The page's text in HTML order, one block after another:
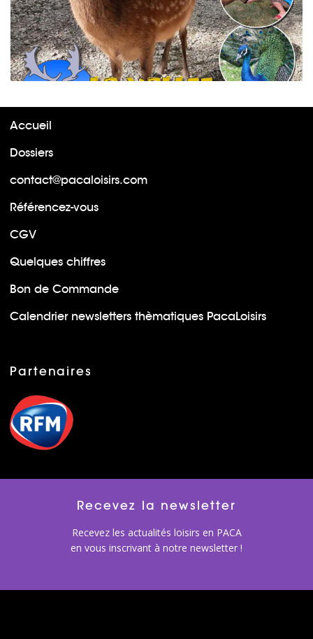
Accueil
Dossiers
contact@pacaloisirs.com
Référencez-vous
CGV
Quelques chiffres
Bon de Commande
Calendrier newsletters thèmatiques PacaLoisirs
Partenaires
Recevez la newsletter
Recevez les actualités loisirs en PACA
en vous inscrivant à notre newsletter !